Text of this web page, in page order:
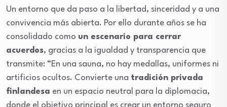
Un entorno que da paso a la libertad, sinceridad y a una
convivencia más abierta. Por ello durante años se ha
consolidado como un escenario para cerrar
acuerdos, gracias a la igualdad y transparencia que
transmite: “En una sauna, no hay medallas, uniformes ni
artificios ocultos. Convierte una tradición privada
finlandesa en un espacio neutral para la diplomacia,
donde el objetivo principal es crear un entorno seguro